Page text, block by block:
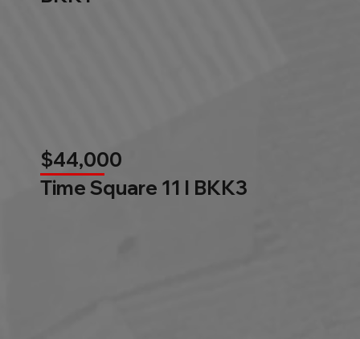
$44,000
Time Square 11 l BKK3